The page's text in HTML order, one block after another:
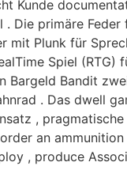
Kunde
Die primäre
mit Plunk für
Spiel
Bargeld Bandit
. Das dwell
,
an
, produce